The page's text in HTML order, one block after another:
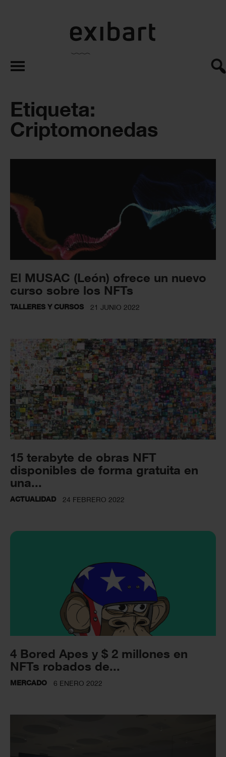
exibart.es
Etiqueta:
Criptomonedas
El MUSAC (León) ofrece un nuevo
curso sobre los NFTs
TALLERES Y CURSOS 21 JUNIO 2022
15 terabyte de obras NFT
disponibles de forma gratuita en
una...
ACTUALIDAD 24 FEBRERO 2022
4 Bored Apes y $ 2 millones en
NFTs robados de...
MERCADO 6 ENERO 2022